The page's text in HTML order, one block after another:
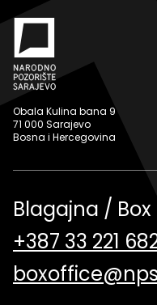
Obala Kulina bana 9
71 000 Sarajevo
Bosna i Hercegovina
Blagajna /
+387 33 221